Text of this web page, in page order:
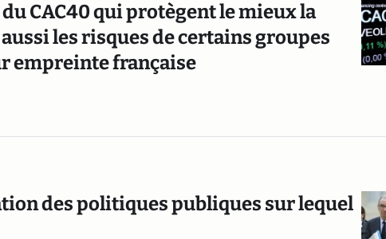
CAC40 qui protègent le mieux la
les risques de certains groupes
empreinte française
des politiques publiques sur lequel